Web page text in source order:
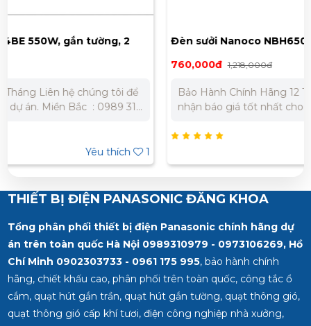
Đèn sưởi Nanoco NBH650G 825W, gắn tường, 3
Bảo Hành Chính Hãng 12 Tháng Liên hệ chúng tôi để
nhận báo giá tốt nhất cho dự án. Miền Bắc : 0989 310
THIẾT BỊ ĐIỆN PANASONIC ĐĂNG KHOA
Tổng phân phối thiết bị điện Panasonic chính hãng dự
án trên toàn quốc Hà Nội 0989310979 - 0973106269, Hồ
Chí Minh 0902303733 - 0961 175 995, bảo hành chính
hãng, chiết khấu cao, phân phối trên toàn quốc, công tắc ổ
cắm, quạt hút gắn trần, quạt hút gắn tường, quạt thông gió,
quạt thông gió cấp khí tươi, điện công nghiệp nhà xưởng,